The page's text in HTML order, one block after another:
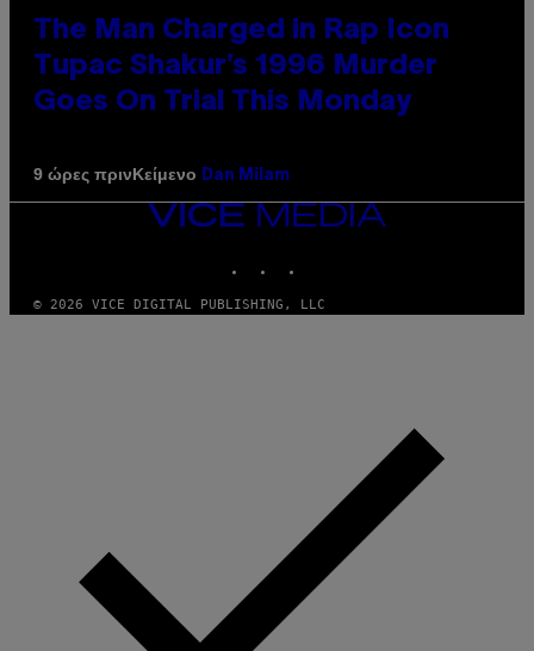
The Man Charged in Rap Icon
Tupac Shakur’s 1996 Murder
Goes On Trial This Monday
9 ώρες πρινΚείμενο Dan Milam
VICE
MEDIA
© 2026 VICE DIGITAL PUBLISHING, LLC